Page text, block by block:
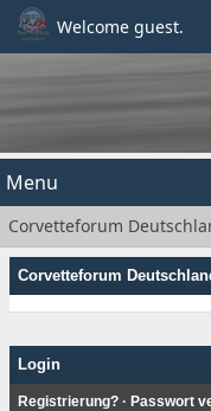
Welcome guest.
Menu
Corvetteforum
Corvetteforum
Login
Registrierung? · Passwort